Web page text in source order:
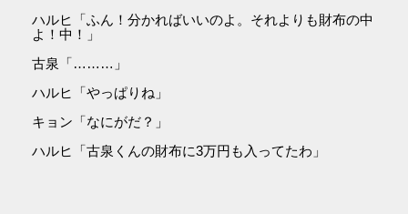
ハルヒ「ふん！分かればいいのよ。それよりも財布の中
よ！中！」
古泉「………」
ハルヒ「やっぱりね」
キョン「なにがだ？」
ハルヒ「古泉くんの財布に3万円も入ってたわ」